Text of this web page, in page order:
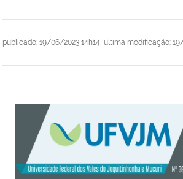
publicado: 19/06/2023 14h14, última modificação: